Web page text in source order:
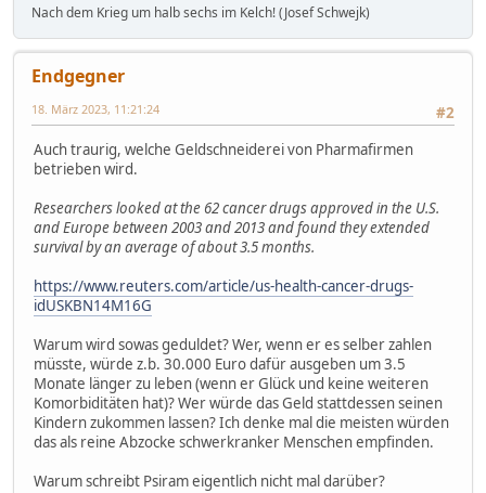
Nach dem Krieg um halb sechs im Kelch! (Josef Schwejk)
Endgegner
#2
18. März 2023, 11:21:24
Auch traurig, welche Geldschneiderei von Pharmafirmen
betrieben wird.
Researchers looked at the 62 cancer drugs approved in the U.S.
and Europe between 2003 and 2013 and found they extended
survival by an average of about 3.5 months.
https://www.reuters.com/article/us-health-cancer-drugs-
idUSKBN14M16G
Warum wird sowas geduldet? Wer, wenn er es selber zahlen
müsste, würde z.b. 30.000 Euro dafür ausgeben um 3.5
Monate länger zu leben (wenn er Glück und keine weiteren
Komorbiditäten hat)? Wer würde das Geld stattdessen seinen
Kindern zukommen lassen? Ich denke mal die meisten würden
das als reine Abzocke schwerkranker Menschen empfinden.
Warum schreibt Psiram eigentlich nicht mal darüber?